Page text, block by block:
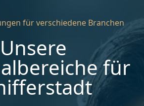
für verschiedene Branchen
Unsere
für